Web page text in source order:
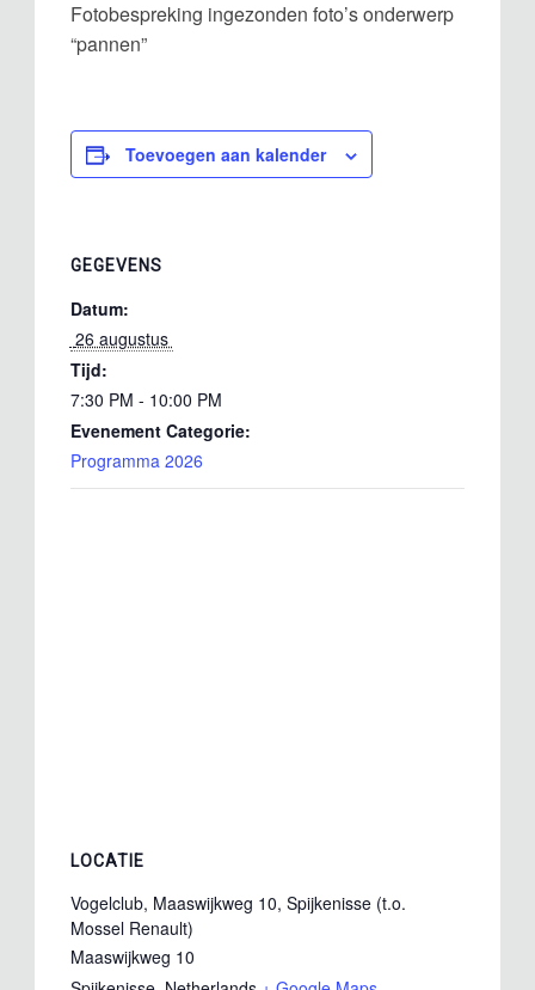
Fotobespreking ingezonden foto’s onderwerp
“pannen”
Toevoegen aan kalender
GEGEVENS
Datum:
26 augustus
Tijd:
7:30 PM - 10:00 PM
Evenement Categorie:
Programma 2026
LOCATIE
Vogelclub, Maaswijkweg 10, Spijkenisse (t.o.
Mossel Renault)
Maaswijkweg 10